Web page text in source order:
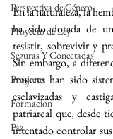
Perspectiva de Género
Proyecto de Ley
Seguras Y Conectadas
Proyecto
Formacion
Paz
En la naturaleza, la
ha sido dotada de
resistir, sobrevivir y
Sin embargo, a
mujeres han sido
esclavizadas y
patriarcal que, desde
intentado controlar